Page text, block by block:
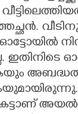
ഇതിനിടെ